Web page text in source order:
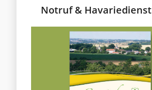
Notruf & Havariedienst